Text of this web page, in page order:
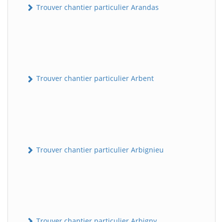
Trouver chantier particulier Arandas
Trouver chantier particulier Arbent
Trouver chantier particulier Arbignieu